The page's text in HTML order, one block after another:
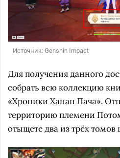
Источник: Genshin Impact
Для получения данного
собрать всю коллекцию
«Хроники Ханан Пача».
территорию племени
отыщете два из трёх томов